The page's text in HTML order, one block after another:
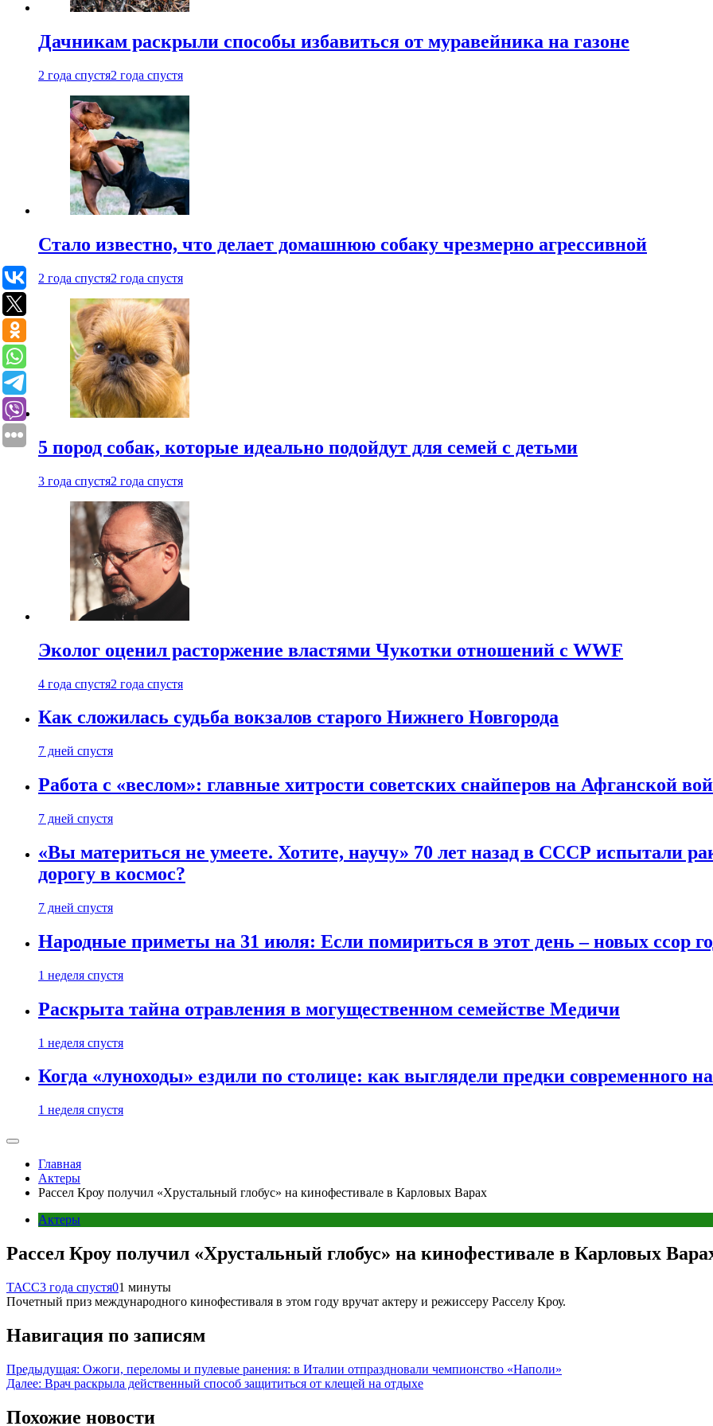
Дачникам раскрыли способы избавиться от муравейника на газоне
2 года спустя2 года спустя
Стало известно, что делает домашнюю собаку чрезмерно агрессивной
2 года спустя2 года спустя
5 пород собак, которые идеально подойдут для семей с детьми
3 года спустя2 года спустя
Эколог оценил расторжение властями Чукотки отношений с WWF
4 года спустя2 года спустя
Как сложилась судьба вокзалов старого Нижнего Новгорода
7 дней спустя
Работа с «веслом»: главные хитрости советских снайперов на Афганской
7 дней спустя
«Вы материться не умеете. Хотите, научу» 70 лет назад в СССР испытали
дорогу в космос?
7 дней спустя
Народные приметы на 31 июля: Если помириться в этот день – новых ссор
1 неделя спустя
Раскрыта тайна отравления в могущественном семействе Медичи
1 неделя спустя
Когда «луноходы» ездили по столице: как выглядели предки современного
1 неделя спустя
Главная
Актеры
Рассел Кроу получил «Хрустальный глобус» на кинофестивале в Карловых Варах
Актеры
Рассел Кроу получил «Хрустальный глобус» на кинофестивале в Карловых
ТАСС3 года спустя01 минуты
Почетный приз международного кинофестиваля в этом году вручат актеру и режиссеру Расселу Кроу.
Навигация по записям
Предыдущая: Ожоги, переломы и пулевые ранения: в Италии отпраздновали чемпионство «Наполи»
Далее: Врач раскрыла действенный способ защититься от клещей на отдыхе
Похожие новости